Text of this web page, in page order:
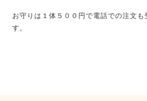
お守りは１体５００円で電話での注文も
す。